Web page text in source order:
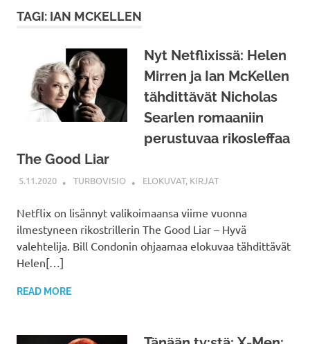
TAGI: IAN MCKELLEN
Nyt Netflixissä: Helen
Mirren ja Ian McKellen
tähdittävät Nicholas
Searlen romaaniin
perustuvaa rikosleffaa
The Good Liar
5.11.2020 TURBOVISIO ELOKUVAT, KIRJAT
Netflix on lisännyt valikoimaansa viime vuonna
ilmestyneen rikostrillerin The Good Liar – Hyvä
valehtelija. Bill Condonin ohjaamaa elokuvaa tähdittävät
Helen[…]
READ MORE